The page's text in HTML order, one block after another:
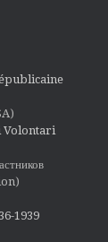
Volontari
1939